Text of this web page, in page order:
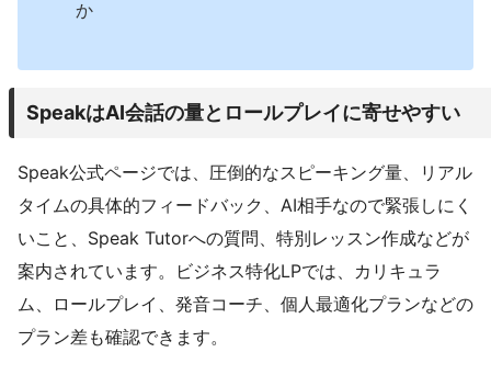
か
SpeakはAI会話の量とロールプレイに寄せやすい
Speak公式ページでは、圧倒的なスピーキング量、リアル
タイムの具体的フィードバック、AI相手なので緊張しにく
いこと、Speak Tutorへの質問、特別レッスン作成などが
案内されています。ビジネス特化LPでは、カリキュラ
ム、ロールプレイ、発音コーチ、個人最適化プランなどの
プラン差も確認できます。